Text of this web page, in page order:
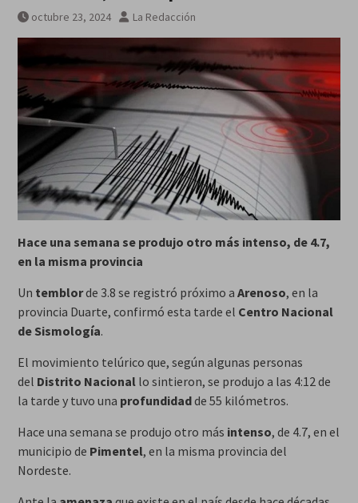
octubre 23, 2024 La Redacción
Hace una semana se produjo otro más intenso, de 4.7,
en la misma provincia
Un temblorde 3.8 se registró próximo a Arenoso, en la
provincia Duarte, confirmó esta tarde el Centro Nacional
de Sismología.
El movimiento telúrico que, según algunas personas
del Distrito Nacionallo sintieron, se produjo a las 4:12 de
la tarde y tuvo una profundidadde 55 kilómetros.
Hace una semana se produjo otro más intenso, de 4.7, en el
municipio de Pimentel, en la misma provincia del
Nordeste.